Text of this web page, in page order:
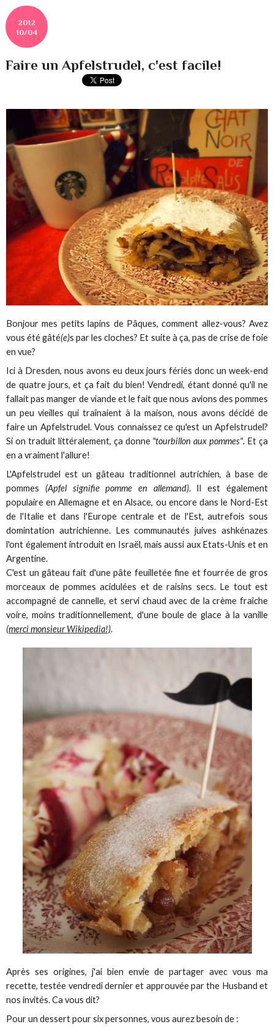
2012
10/04
Faire un Apfelstrudel, c'est facile!
Bonjour mes petits lapins de Pâques, comment allez-vous? Avez
vous été gâté(e)s par les cloches? Et suite à ça, pas de crise de foie
en vue?
Ici à Dresden, nous avons eu deux jours fériés donc un week-end
de quatre jours, et ça fait du bien! Vendredi, étant donné qu'il ne
fallait pas manger de viande et le fait que nous avions des pommes
un peu vieilles qui traînaient à la maison, nous avons décidé de
faire un Apfelstrudel. Vous connaissez ce qu'est un Apfelstrudel?
Si on traduit littéralement, ça donne "tourbillon aux pommes". Et ça
en a vraiment l'allure!
L'Apfelstrudel est un gâteau traditionnel autrichien, à base de
pommes (Apfel signifie pomme en allemand). Il est également
populaire en Allemagne et en Alsace, ou encore dans le Nord-Est
de l'Italie et dans l'Europe centrale et de l'Est, autrefois sous
domintation autrichienne. Les communautés juives ashkénazes
l'ont également introduit en Israël, mais aussi aux Etats-Unis et en
Argentine.
C'est un gâteau fait d'une pâte feuilletée fine et fourrée de gros
morceaux de pommes acidulées et de raisins secs. Le tout est
accompagné de cannelle, et servi chaud avec de la crème fraîche
voire, moins traditionnellement, d'une boule de glace à la vanille
(merci monsieur Wikipedia!).
Après ses origines, j'ai bien envie de partager avec vous ma
recette, testée vendredi dernier et approuvée par the Husband et
nos invités. Ca vous dit?
Pour un dessert pour six personnes, vous aurez besoin de :